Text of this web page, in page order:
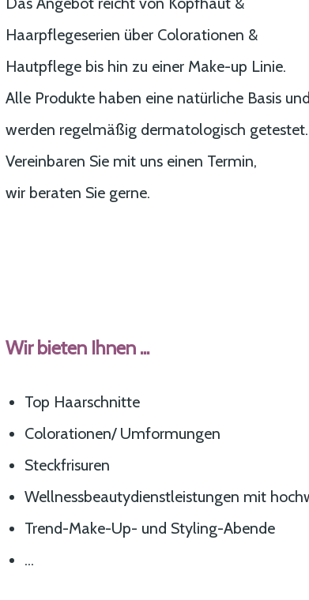
Haarpflegeserien über Colorationen &
Hautpflege bis hin zu einer Make-up Linie.
Alle Produkte haben eine natürliche Basis und
werden regelmäßig dermatologisch getestet.
Vereinbaren Sie mit uns einen Termin,
wir beraten Sie gerne.
Wir bieten Ihnen ...
Top Haarschnitte
Colorationen/ Umformungen
Steckfrisuren
Wellnessbeautydienstleistungen mit
Trend-Make-Up- und Styling-Abende
...